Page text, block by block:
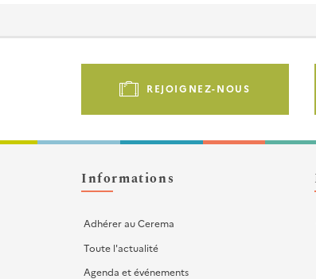
Pied
Liens
d'actions
REJOIGNEZ-NOUS
Informations
Adhérer au Cerema
Toute l'actualité
Agenda et événements